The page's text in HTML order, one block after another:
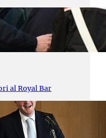
al Royal Bar